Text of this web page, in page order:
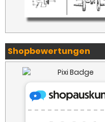
Shopbewertungen